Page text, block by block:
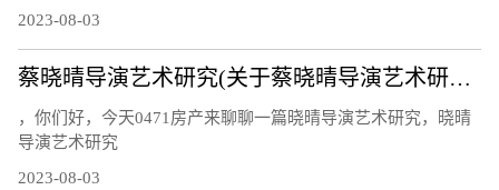
2023-08-03
蔡晓晴导演艺术研究(关于蔡晓晴导演艺术研究简述)
，你们好，今天0471房产来聊聊一篇晓晴导演艺术研究，晓晴
导演艺术研究
2023-08-03